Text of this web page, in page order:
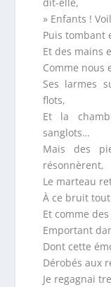
» Enfants !
Puis tombant
Et des mains
Comme nous
Ses larmes
flots,
Et la
sanglots…
Mais des
résonnèrent,
Le marteau
À ce bruit
Et comme
Emportant
Dont cette
Dérobés aux
Je regagnai